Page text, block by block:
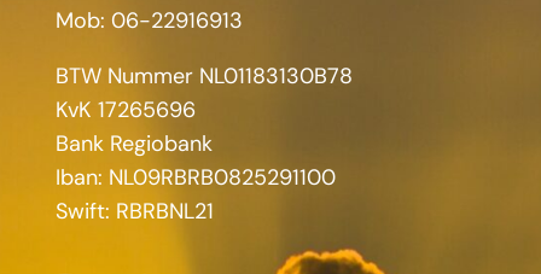
Mob: 06-22916913
BTW Nummer NL01183130B78
KvK 17265696
Bank Regiobank
Iban: NL09RBRB0825291100
Swift: RBRBNL21